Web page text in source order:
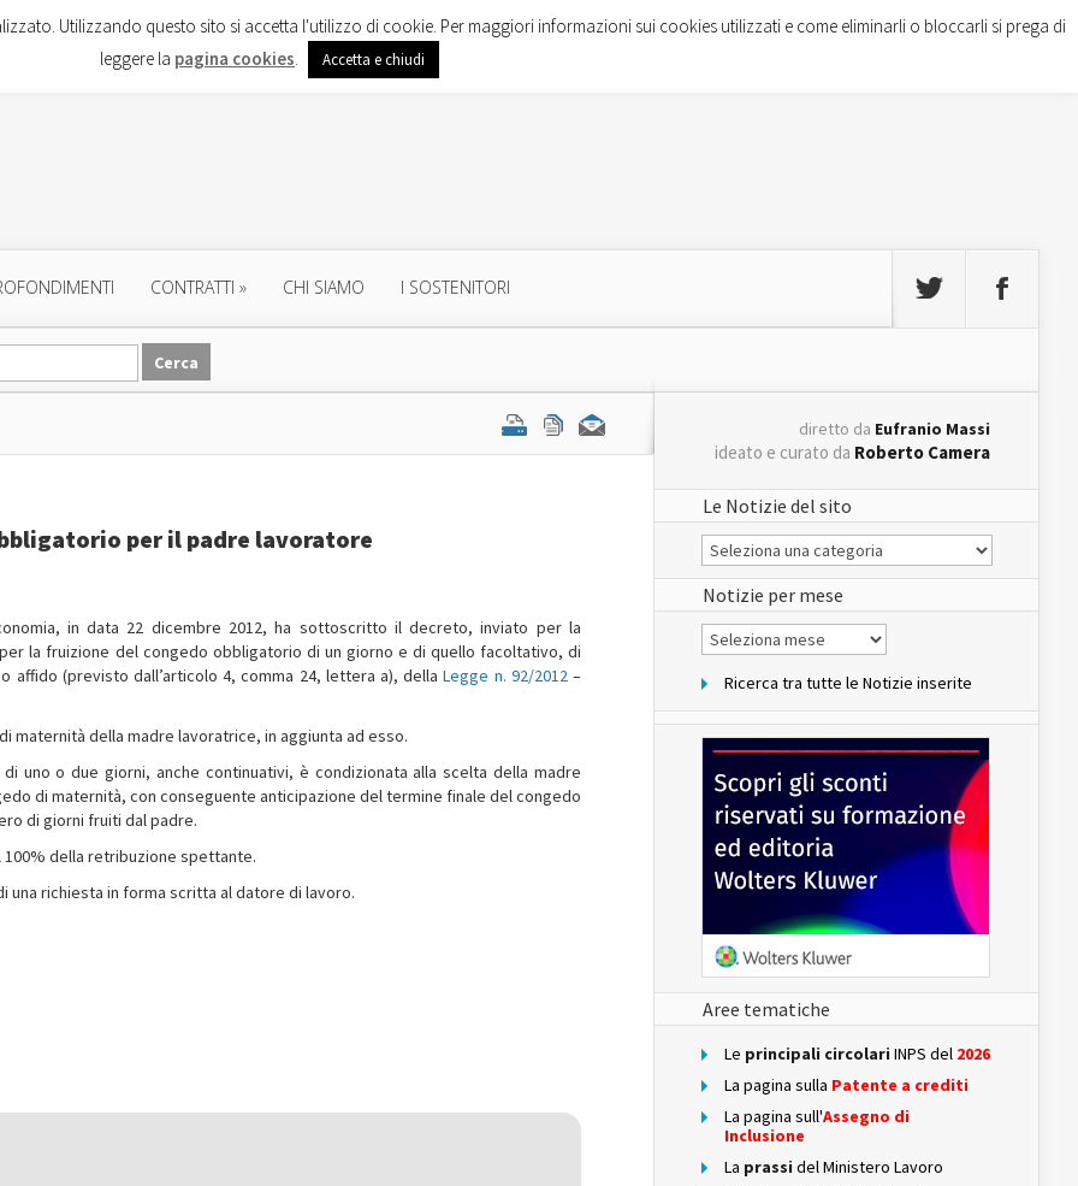
CONTRATTI » CHI SIAMO I SOSTENITORI
per il padre lavoratore
in data 22 dicembre 2012, ha sottoscritto il decreto, inviato per la
la fruizione del congedo obbligatorio di un giorno e di quello facoltativo, di
affido (previsto dall’articolo 4, comma 24, lettera a), dellaLegge n. 92/2012–
maternità della madre lavoratrice, in aggiunta ad esso.
uno o due giorni, anche continuativi, è condizionata alla scelta della madre
di maternità, con conseguente anticipazione del termine finale del congedo
di giorni fruiti dal padre.
100% della retribuzione spettante.
una richiesta in forma scritta al datore di lavoro.
diretto da Eufranio Massi
ideato e curato da Roberto Camera
Le Notizie del sito
Le
Notizie
del
sito
Notizie per mese
Notizie
per
Ricerca tra tutte le Notizie inserite
Aree tematiche
Le principali circolari INPS del 2026
La pagina sulla Patente a crediti
La pagina sull'Assegno di
Inclusione
La prassi del Ministero Lavoro
Utilizzando questo sito si accetta l'utilizzo di cookie. Per maggiori informazioni sui cookies utilizzati e come eliminarli o bloccarli si prega di
leggere la pagina cookies. Accetta e chiudi